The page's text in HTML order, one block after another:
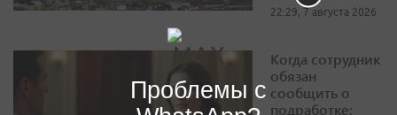
22:29, 7 августа 2026
Когда сотрудник
обязан
сообщить о
подработке:
Проблемы с